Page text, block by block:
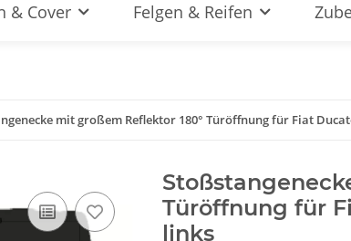
& Cover Felgen & Reifen
mit großem Reflektor 180° Türöffnung für Fiat
Türöffnung für
links